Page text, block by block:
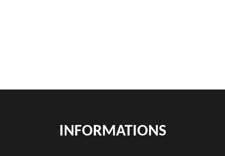
INFORMATIONS